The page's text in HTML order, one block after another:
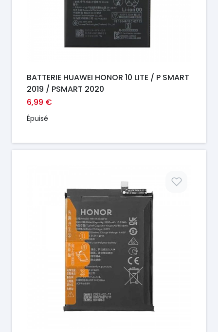
BATTERIE HUAWEI HONOR 10 LITE / P SMART
2019 / PSMART 2020
6,99 €
Épuisé